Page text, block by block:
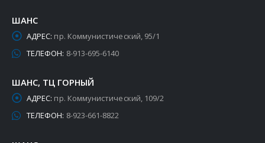
ШАНС
АДРЕС: пр. Коммунистический, 95/1
ТЕЛЕФОН: 8-913-695-6140
ШАНС, ТЦ ГОРНЫЙ
АДРЕС: пр. Коммунистический, 109/2
ТЕЛЕФОН: 8-923-661-8822